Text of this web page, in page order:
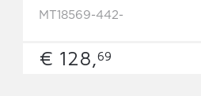
MT18569-442-
€ 128,69